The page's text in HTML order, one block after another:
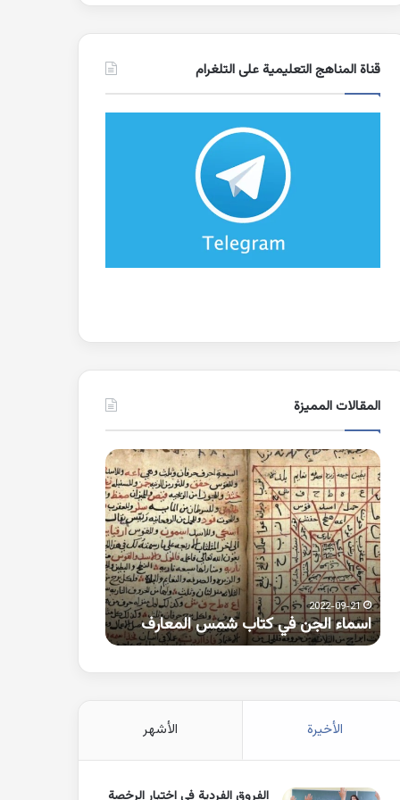
قناة المناهج التعليمية على التلغرام
المقالات المميزة
اسماء
الجن
في
كتاب
شمس
المعارف
2022-09-21
اسماء الجن في كتاب شمس المعارف
كلمات
بها
همزة
متطرفة
على
الواو
الأخيرة الأشهر
الفروق الفردية في اختبار الرخصة